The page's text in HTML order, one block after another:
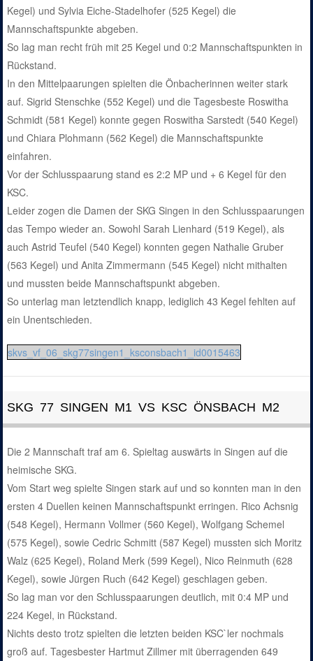
Kegel) und Sylvia Eiche-Stadelhofer (525 Kegel) die
Mannschaftspunkte abgeben.
So lag man recht früh mit 25 Kegel und 0:2 Mannschaftspunkten in
Rückstand.
In den Mittelpaarungen spielten die Önbacherinnen weiter stark
auf. Sigrid Stenschke (552 Kegel) und die Tagesbeste Roswitha
Schmidt (581 Kegel) konnte gegen Roswitha Sarstedt (540 Kegel)
und Chiara Plohmann (562 Kegel) die Mannschaftspunkte
einfahren.
Vor der Schlusspaarung stand es 2:2 MP und + 6 Kegel für den
KSC.
Leider zogen die Damen der SKG Singen in den Schlusspaarungen
das Tempo wieder an. Sowohl Sarah Lienhard (519 Kegel), als
auch Astrid Teufel (540 Kegel) konnten gegen Nathalie Gruber
(563 Kegel) und Anita Zimmermann (545 Kegel) nicht mithalten
und mussten beide Mannschaftspunkt abgeben.
So unterlag man letztendlich knapp, lediglich 43 Kegel fehlten auf
ein Unentschieden.
skvs_vf_06_skg77singen1_ksconsbach1_id0015463
SKG 77 SINGEN M1 VS KSC ÖNSBACH M2
Die 2 Mannschaft traf am 6. Spieltag auswärts in Singen auf die
heimische SKG.
Vom Start weg spielte Singen stark auf und so konnten man in den
ersten 4 Duellen keinen Mannschaftspunkt erringen. Rico Achsnig
(548 Kegel), Hermann Vollmer (560 Kegel), Wolfgang Schemel
(575 Kegel), sowie Cedric Schmitt (587 Kegel) mussten sich Moritz
Walz (625 Kegel), Roland Merk (599 Kegel), Nico Reinmuth (628
Kegel), sowie Jürgen Ruch (642 Kegel) geschlagen geben.
So lag man vor den Schlusspaarungen deutlich, mit 0:4 MP und
224 Kegel, in Rückstand.
Nichts desto trotz spielten die letzten beiden KSC`ler nochmals
groß auf. Tagesbester Hartmut Zillmer mit überragenden 649